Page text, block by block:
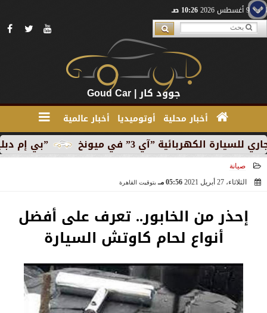
الأحد 9 أغسطس 2026 10:26 صـ
جوود كار | Goud Car
أخبار محلية أوتوميديا أخبار عالمية
”بي إم دبليو” تبدأ ”آي 3” في ميونخ
صيانة
الثلاثاء، 27 أبريل 2021
05:56 مـ بتوقيت القاهرة
إحذر من الخابور.. تعرف على أفضل
أنواع لحام كاوتش السيارة